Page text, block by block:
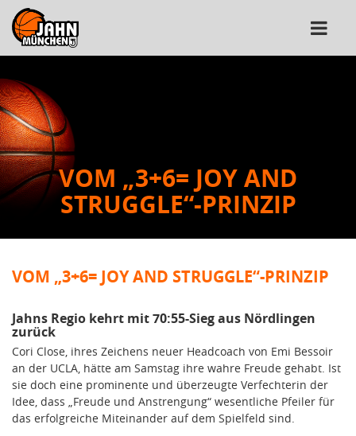
VOM „3+6= JOY AND
STRUGGLE“-PRINZIP
VOM „3+6= JOY AND STRUGGLE“-PRINZIP
Jahns Regio kehrt mit 70:55-Sieg aus Nördlingen
zurück
Cori Close, ihres Zeichens neuer Headcoach von Emi Bessoir
an der UCLA, hätte am Samstag ihre wahre Freude gehabt. Ist
sie doch eine prominente und überzeugte Verfechterin der
Idee, dass „Freude und Anstrengung“ wesentliche Pfeiler für
das erfolgreiche Miteinander auf dem Spielfeld sind.